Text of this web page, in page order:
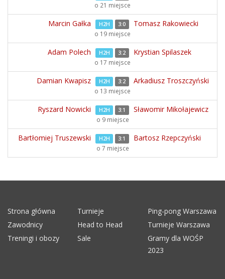
o 21 miejsce
Marcin Gałka H2H 3:0 Tomasz Rakowiecki
o 19 miejsce
Adam Polech H2H 3:2 Krystian Spilaszek
o 17 miejsce
Damian Kwapisz H2H 3:2 Arkadiusz Troszczyński
o 13 miejsce
Ryszard Nowicki H2H 3:1 Sławomir Mikołajewicz
o 9 miejsce
Bartłomiej Truszewski H2H 3:1 Bartosz Rzepczyński
o 7 miejsce
Strona główna Turnieje
Ping-pong Warszawa
Zawodnicy
Head to Head
Turnieje Warszawa
Treningi i obozy
Sale
Gramy dla WOŚP
2023